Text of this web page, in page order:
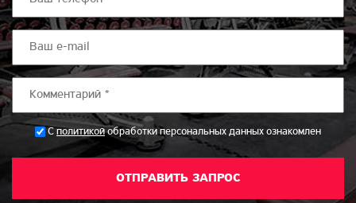
* Сполитикойобработки персональных данных ознакомлен